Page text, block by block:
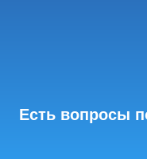
Есть вопросы